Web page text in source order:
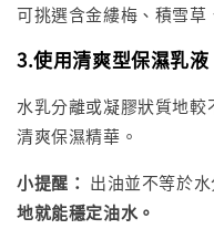
可挑選含金縷梅、積雪草
3.使用清爽型保濕乳液
水乳分離或凝膠狀質地
清爽保濕精華。
小提醒： 出油並不等於水
地就能穩定油水。